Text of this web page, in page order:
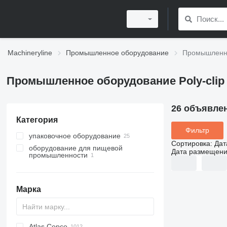
Machineryline Промышленное оборудование
Промышленное оборудование Poly-clip
Категория
упаковочное оборудование
клипсаторы
оборудование для пищевой
промышленности
сосисочные линии
Марка
26
Фильтр
Сортировка:
Дата